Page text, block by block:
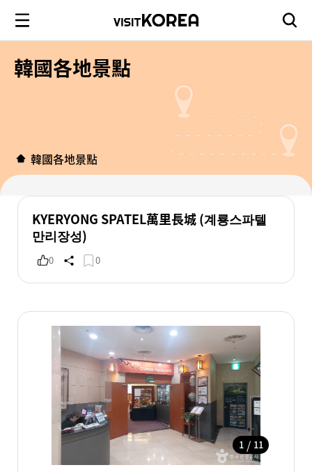
韓國各地景點
韓國各地景點
KYERYONG SPATEL萬里長城 (계룡스파텔
만리장성)
0 0
1 / 11